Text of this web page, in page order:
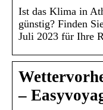
Ist das Klima in
günstig? Finden
Juli 2023 für Ihre
–